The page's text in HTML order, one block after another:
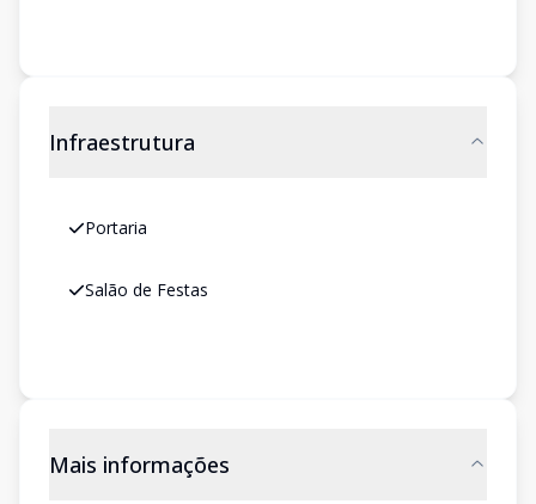
Infraestrutura
Portaria
Salão de Festas
Mais informações